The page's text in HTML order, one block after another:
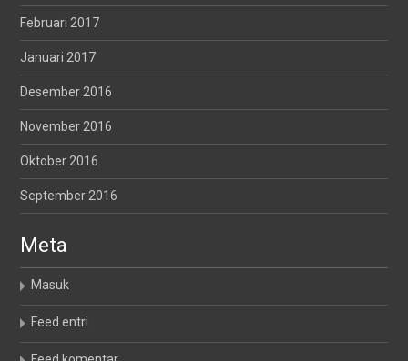
Februari 2017
Januari 2017
Desember 2016
November 2016
Oktober 2016
September 2016
Meta
Masuk
Feed entri